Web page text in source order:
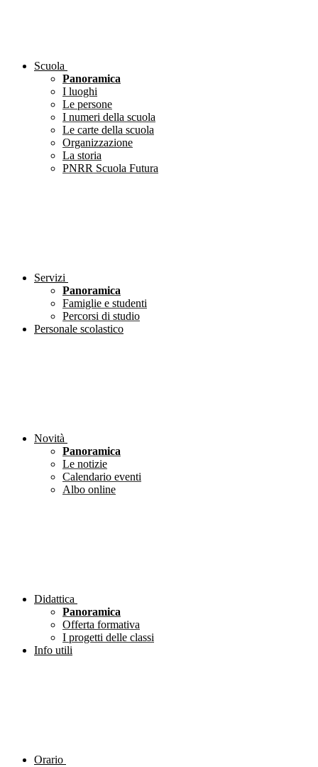
Scuola
Panoramica
I luoghi
Le persone
I numeri della scuola
Le carte della scuola
Organizzazione
La storia
PNRR Scuola Futura
Servizi
Panoramica
Famiglie e studenti
Percorsi di studio
Personale scolastico
Novità
Panoramica
Le notizie
Calendario eventi
Albo online
Didattica
Panoramica
Offerta formativa
I progetti delle classi
Info utili
Orario